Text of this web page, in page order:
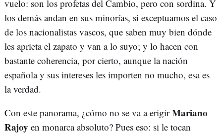
vuelo: son los profetas del Cambio, pero con sordina. Y
los demás andan en sus minorías, si exceptuamos el caso
de los nacionalistas vascos, que saben muy bien dónde
les aprieta el zapato y van a lo suyo; y lo hacen con
bastante coherencia, por cierto, aunque la nación
española y sus intereses les importen no mucho, esa es
la verdad.
Con este panorama, ¿cómo no se va a erigirMariano
Rajoy en monarca absoluto? Pues eso: si le tocan